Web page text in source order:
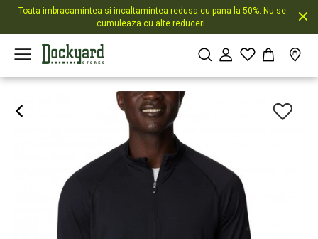
Toata imbracamintea si incaltamintea redusa cu pana la 50%. Nu se
cumuleaza cu alte reduceri.